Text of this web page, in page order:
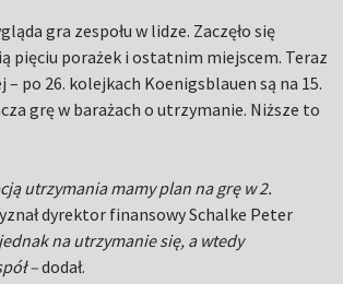
gra zespołu w lidze. Zaczęło się
pięciu porażek i ostatnim miejscem. Teraz
po 26. kolejkach Koenigsblauen są na 15.
grę w barażach o utrzymanie. Niższe to
utrzymania mamy plan na grę w 2.
dyrektor finansowy Schalke Peter
na utrzymanie się, a wtedy
–dodał.